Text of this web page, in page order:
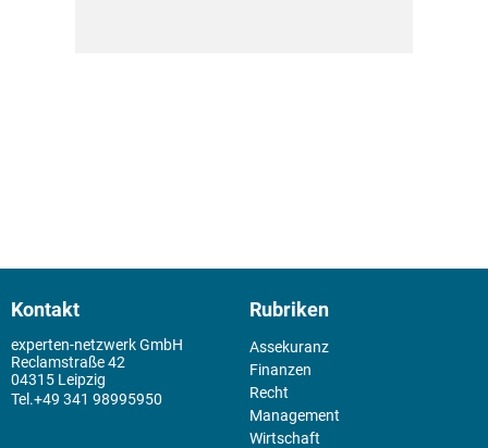
Kontakt
experten-netzwerk GmbH
Reclamstraße 42
04315 Leipzig
+49 341 98995950
Rubriken
Assekuranz
Finanzen
Recht
Management
Wirtschaft